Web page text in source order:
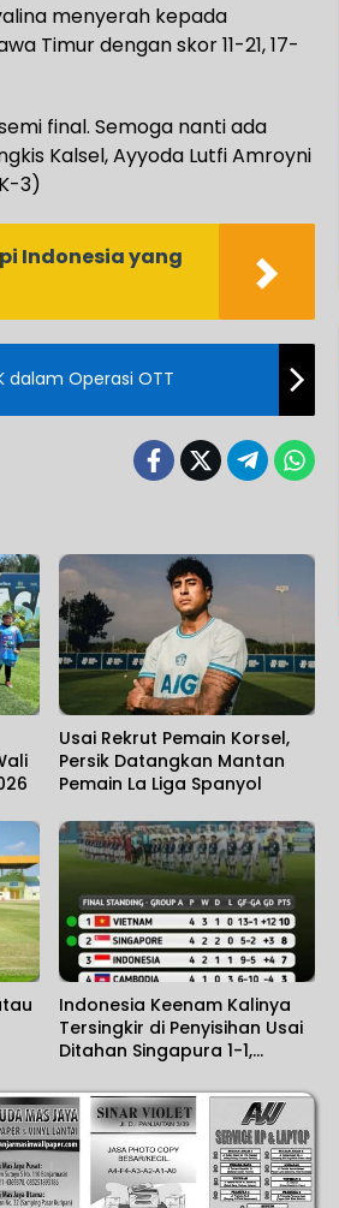
menyerah kepada
Timur dengan skor 11-21, 17-
final. Semoga nanti ada
Kalsel, Ayyoda Lutfi Amroyni
3)
Indonesia yang
dalam Operasi OTT
Usai Rekrut Pemain Korsel,
Persik Datangkan Mantan
Pemain La Liga Spanyol
Indonesia Keenam Kalinya
Tersingkir di Penyisihan Usai
Ditahan Singapura 1-1,